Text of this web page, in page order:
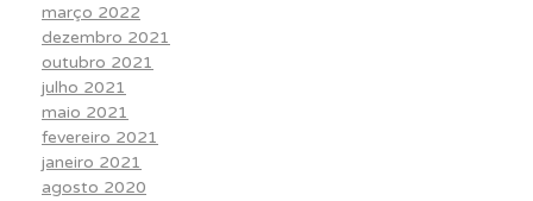
março 2022
dezembro 2021
outubro 2021
julho 2021
maio 2021
fevereiro 2021
janeiro 2021
agosto 2020